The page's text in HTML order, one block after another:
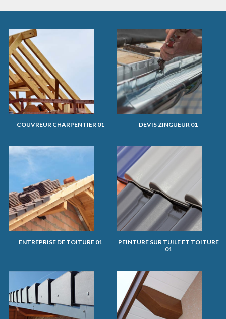
COUVREUR CHARPENTIER 01 DEVIS ZINGUEUR 01
ENTREPRISE DE TOITURE 01
PEINTURE SUR TUILE ET TOITURE
01